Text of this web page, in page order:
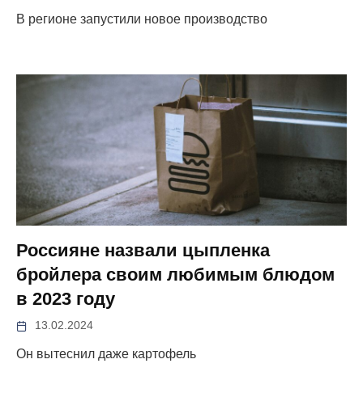
В регионе запустили новое производство
Россияне назвали цыпленка
бройлера своим любимым блюдом
в 2023 году
13.02.2024
Он вытеснил даже картофель